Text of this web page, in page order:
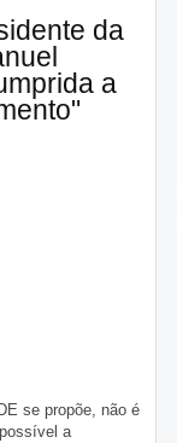
da
a
se propõe, não é
a